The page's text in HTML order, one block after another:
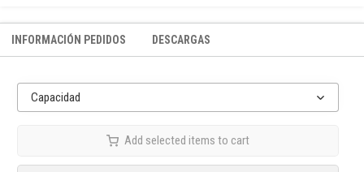
INFORMACIÓN PEDIDOS DESCARGAS
Capacidad
Add selected items to cart